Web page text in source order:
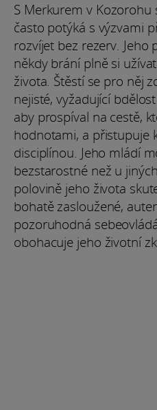
S Merkurem v Kozorohu
často potýká s výzvami
rozvíjet bez rezerv. Jeho
někdy brání plně si
života. Štěstí se pro něj
nejisté, vyžadující
aby prospíval na cestě,
hodnotami, a přistupuje
disciplínou. Jeho mládí
bezstarostné než u
polovině jeho života
bohatě zasloužené,
pozoruhodná
obohacuje jeho životní